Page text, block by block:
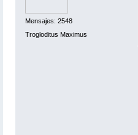
Mensajes: 2548
Trogloditus Maximus